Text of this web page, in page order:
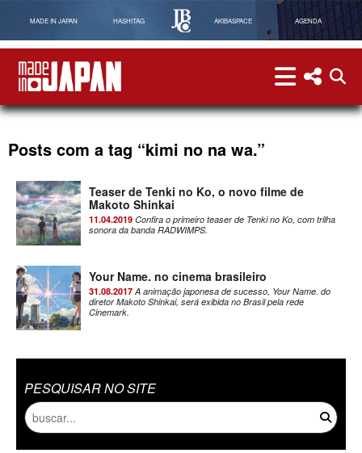
MADE IN JAPAN HASHITAG AKIBASPACE AGENDA
menu menu
Posts com a tag “kimi no na wa.”
Teaser de Tenki no Ko, o novo filme de
Makoto Shinkai
11.04.2019 Confira o primeiro teaser de Tenki no Ko, com trilha
sonora da banda RADWIMPS.
Your Name. no cinema brasileiro
31.08.2017A animação japonesa de sucesso, Your Name. do
diretor Makoto Shinkai, será exibida no Brasil pela rede
Cinemark.
PESQUISAR NO SITE